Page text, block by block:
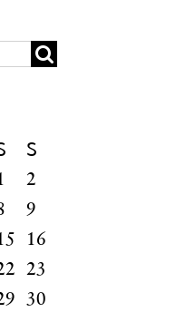
S
2
9
16
23
30